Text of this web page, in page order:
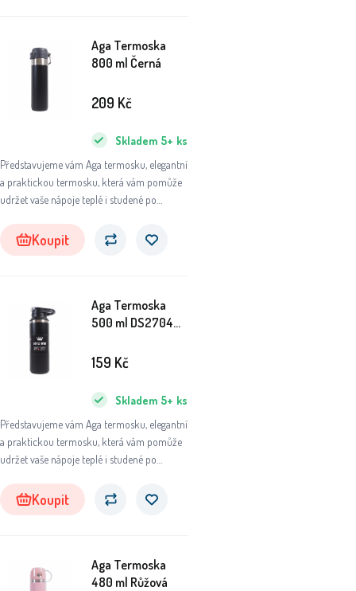
Aga Termoska
800 ml Černá
Představujeme vám Aga termosku, elegantní
a praktickou termosku, která vám pomůže
udržet vaše nápoje teplé i studené po
Skladem 5+ ks
209 Kč
Koupit
Aga Termoska
500 ml DS2704
Představujeme vám Aga termosku, elegantní
a praktickou termosku, která vám pomůže
udržet vaše nápoje teplé i studené po
přírody, do práce nebo na sportovní aktivity,
tato termoska se stane vaším
Skladem 5+ ks
159 Kč
Koupit
Aga Termoska
480 ml Růžová